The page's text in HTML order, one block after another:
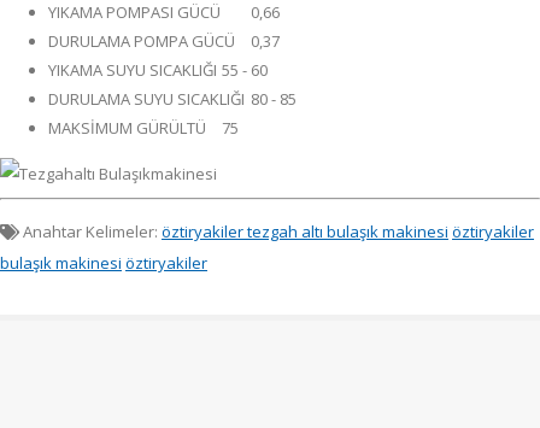
YIKAMA POMPASI GÜCÜ
0,66
DURULAMA POMPA GÜCÜ
0,37
YIKAMA SUYU SICAKLIĞI 55 - 60
DURULAMA SUYU SICAKLIĞI 80 - 85
MAKSİMUM GÜRÜLTÜ
75
Anahtar Kelimeler: öztiryakiler tezgah altı bulaşık makinesi öztiryakiler
bulaşık makinesi öztiryakiler